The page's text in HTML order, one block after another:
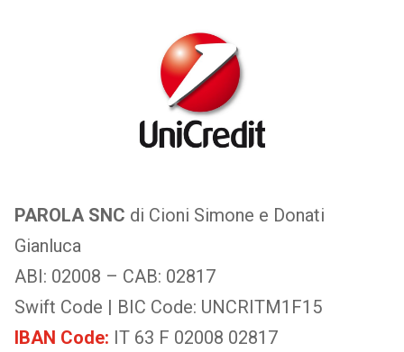
PAROLA SNC di Cioni Simone e Donati
Gianluca
ABI: 02008 – CAB: 02817
Swift Code | BIC Code: UNCRITM1F15
IBAN Code: IT 63 F 02008 02817